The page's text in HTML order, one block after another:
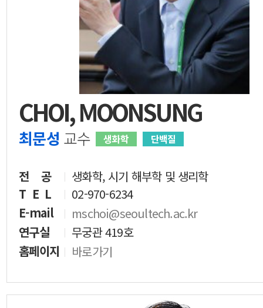
CHOI, MOONSUNG
최문성 교수 생화학 단백질
전 공
생화학, 시기 해부학 및 생리학
T E L
02-970-6234
E-mail
mschoi@seoultech.ac.kr
연구실
무궁관 419호
홈페이지
바로가기